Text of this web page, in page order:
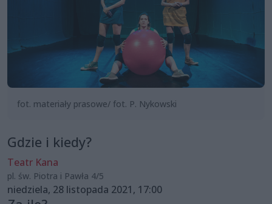
fot. materiały prasowe/ fot. P. Nykowski
Gdzie i kiedy?
Teatr Kana
pl. św. Piotra i Pawła 4/5
niedziela, 28 listopada 2021, 17:00